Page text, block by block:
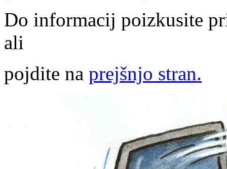
Do informacij poizkusite
ali
pojdite na prejšnjo stran.